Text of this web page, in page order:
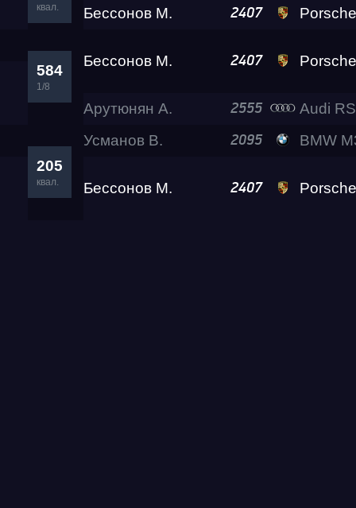
квал.
Бессонов М.
2407 Porsche 911
584
1/8
Бессонов М. 2407 Porsche 911
Арутюнян А. 2555 Audi
205
квал.
Усманов В. 2095 BMW M3
Бессонов М. 2407 Porsche 911